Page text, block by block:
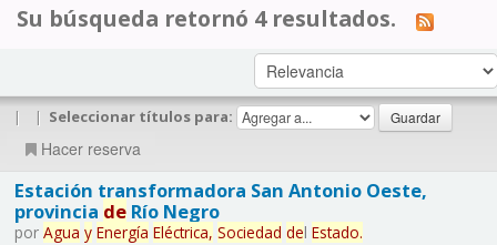
Su búsqueda retornó 4 resultados.
| | Seleccionar títulos para:
Hacer reserva
Estación transformadora San Antonio Oeste,
provincia deRío Negro
por Agua y Energía Eléctrica, Sociedad del Estado.